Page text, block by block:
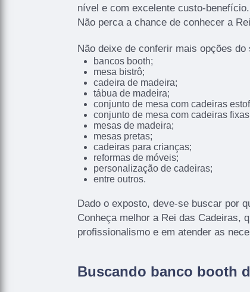
nível e com excelente custo-
Não perca a chance de conhecer a
Não deixe de conferir mais opções do
bancos booth;
mesa bistrô;
cadeira de madeira;
tábua de madeira;
conjunto de mesa com cadeiras
conjunto de mesa com cadeiras
mesas de madeira;
mesas pretas;
cadeiras para crianças;
reformas de móveis;
personalização de cadeiras;
entre outros.
Dado o exposto, deve-se buscar por
Conheça melhor a Rei das Cadeiras,
profissionalismo e em atender as
Buscando banco booth